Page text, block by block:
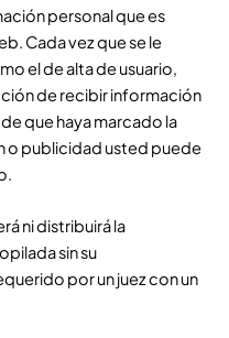
personal que es
Cada vez que se le
el de alta de usuario,
de recibir información
que haya marcado la
o publicidad usted puede
ni distribuirá la
sin su
por un juez con un